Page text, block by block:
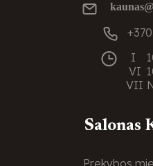
I
VI
VII
Salonas
Prekybos